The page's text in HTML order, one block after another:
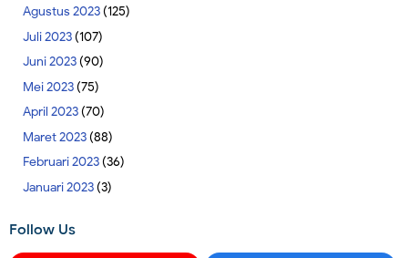
Agustus 2023(125)
Juli 2023(107)
Juni 2023(90)
Mei 2023(75)
April 2023(70)
Maret 2023(88)
Februari 2023(36)
Januari 2023(3)
Follow Us